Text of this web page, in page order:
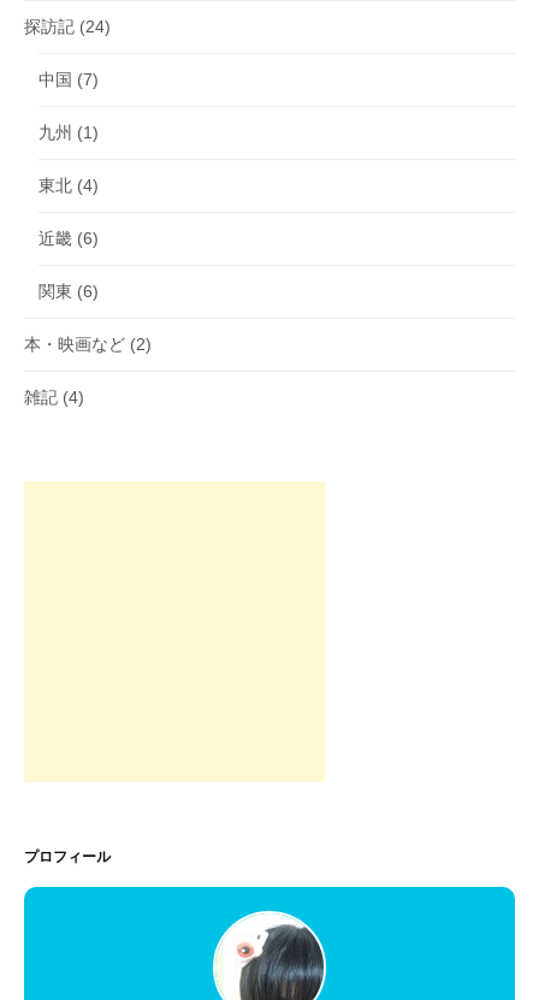
探訪記 (24)
中国 (7)
九州 (1)
東北 (4)
近畿 (6)
関東 (6)
本・映画など (2)
雑記 (4)
プロフィール